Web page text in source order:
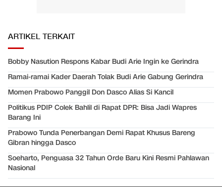
ARTIKEL TERKAIT
Bobby Nasution Respons Kabar Budi Arie Ingin ke Gerindra
Ramai-ramai Kader Daerah Tolak Budi Arie Gabung Gerindra
Momen Prabowo Panggil Don Dasco Alias Si Kancil
Politikus PDIP Colek Bahlil di Rapat DPR: Bisa Jadi Wapres
Barang Ini
Prabowo Tunda Penerbangan Demi Rapat Khusus Bareng
Gibran hingga Dasco
Soeharto, Penguasa 32 Tahun Orde Baru Kini Resmi Pahlawan
Nasional